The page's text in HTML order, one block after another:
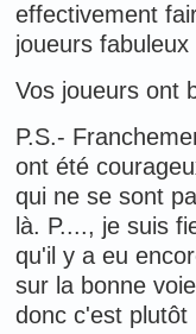
effectivement
joueurs
Vos joueurs ont
P.S.-
ont été
qui ne se sont
là. P...., je suis
qu'il y a eu
sur la bonne
donc c'est plutôt